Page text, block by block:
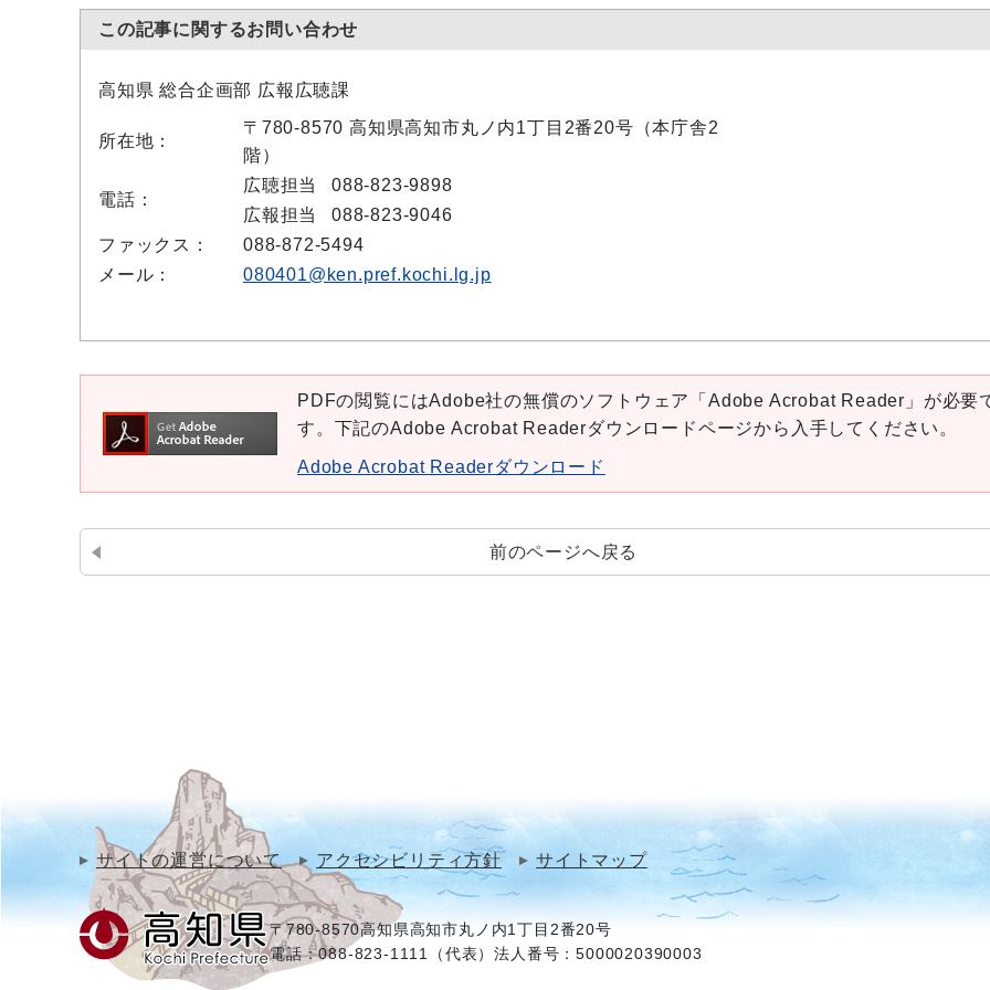
この記事に関するお問い合わせ
高知県 総合企画部 広報広聴課
所在地：
〒780-8570 高知県高知市丸ノ内1丁目2番20号（本庁舎2
階）
電話：
広聴担当
088-823-9898
広報担当
088-823-9046
ファックス：
088-872-5494
メール：
080401@ken.pref.kochi.lg.jp
PDFの閲覧にはAdobe社の無償のソフトウェア「Adobe Acrobat Reader」が必要
す。下記のAdobe Acrobat Readerダウンロードページから入手してください。
Adobe Acrobat Readerダウンロード
前のページへ戻る
サイトの運営について アクセシビリティ方針 サイトマップ
〒780-8570高知県高知市丸ノ内1丁目2番20号
電話：088-823-1111（代表）法人番号：5000020390003